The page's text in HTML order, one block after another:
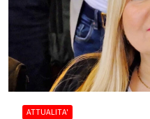
ATTUALITA'